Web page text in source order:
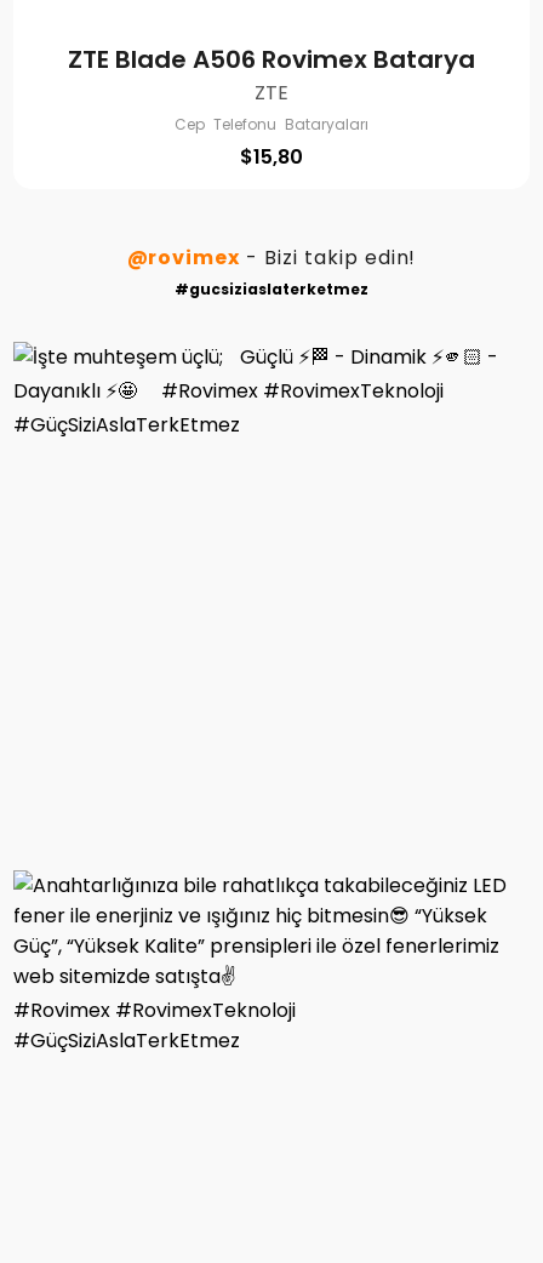
ZTE Blade A506 Rovimex Batarya
ZTE
Cep Telefonu Bataryaları
$15,80
@rovimex - Bizi takip edin!
#gucsiziaslaterketmez